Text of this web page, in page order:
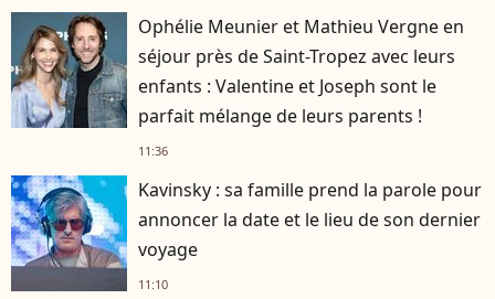
Ophélie Meunier et Mathieu Vergne en
séjour près de Saint-Tropez avec leurs
enfants : Valentine et Joseph sont le
parfait mélange de leurs parents !
11:36
Kavinsky : sa famille prend la parole pour
annoncer la date et le lieu de son dernier
voyage
11:10